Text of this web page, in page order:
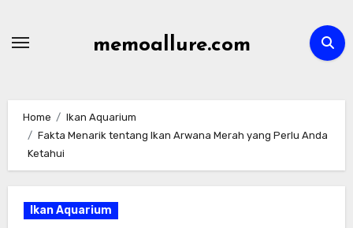
memoallure.com
Home
Ikan Aquarium
Fakta Menarik tentang Ikan Arwana Merah yang Perlu Anda
Ketahui
Ikan Aquarium